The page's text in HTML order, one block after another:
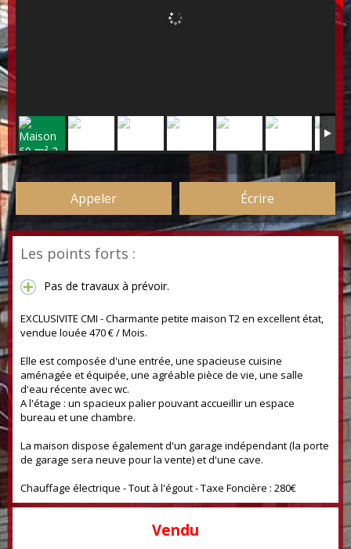
Appeler Écrire
Les points forts :
Pas de travaux à prévoir.
EXCLUSIVITE CMI - Charmante petite maison T2 en excellent état,
vendue louée 470 € / Mois.
Elle est composée d'une entrée, une spacieuse cuisine
aménagée et équipée, une agréable pièce de vie, une salle
d'eau récente avec wc.
A l'étage : un spacieux palier pouvant accueillir un espace
bureau et une chambre.
La maison dispose également d'un garage indépendant (la porte
de garage sera neuve pour la vente) et d'une cave.
Chauffage électrique - Tout à l'égout - Taxe Foncière : 280€
Vendu